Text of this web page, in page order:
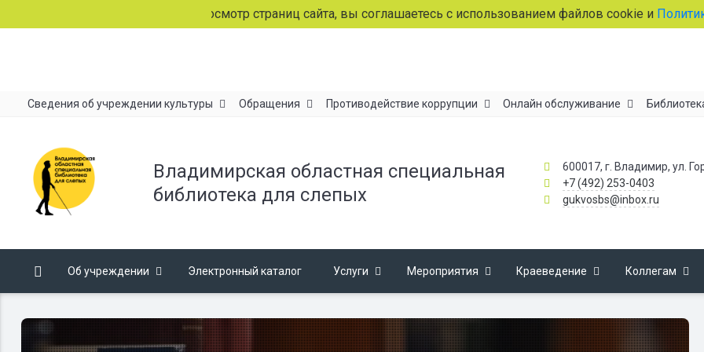
Продолжая просмотр страниц сайта, вы соглашаетесь с использованием файлов cookie иПолитикой об
Сведения об учреждении культуры Обращения Противодействие коррупции Онлайн обслуживание
Владимирская областная специальная
библиотека для слепых
600017, г. Владимир, ул.
+7 (492) 253-0403
gukvosbs@inbox.ru
Об учреждении Электронный каталог Услуги Мероприятия Краеведение Коллегам